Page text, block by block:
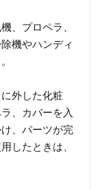
、プロペラ、
機やハンディ
外した化粧
、カバーを入
、パーツが完
したときは、